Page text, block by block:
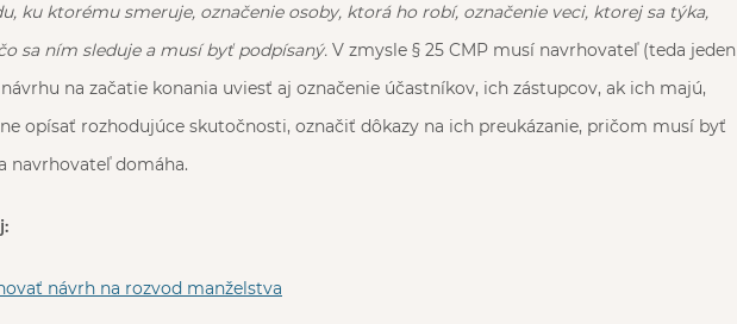
ku ktorému smeruje, označenie osoby, ktorá ho robí, označenie veci, ktorej sa týka,
sa ním sleduje a musí byť podpísaný. V zmysle § 25 CMP musí navrhovateľ (teda jeden
na začatie konania uviesť aj označenie účastníkov, ich zástupcov, ak ich majú,
opísať rozhodujúce skutočnosti, označiť dôkazy na ich preukázanie, pričom musí byť
navrhovateľ domáha.
návrh na rozvod manželstva